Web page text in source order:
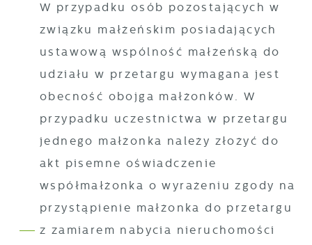
W przypadku osób pozostających w
związku małżeńskim posiadających
ustawową wspólność małżeńską do
udziału w przetargu wymagana jest
obecność obojga małżonków. W
przypadku uczestnictwa w przetargu
jednego małżonka należy złożyć do
akt pisemne oświadczenie
współmałżonka o wyrażeniu zgody na
przystąpienie małżonka do przetargu
z zamiarem nabycia nieruchomości